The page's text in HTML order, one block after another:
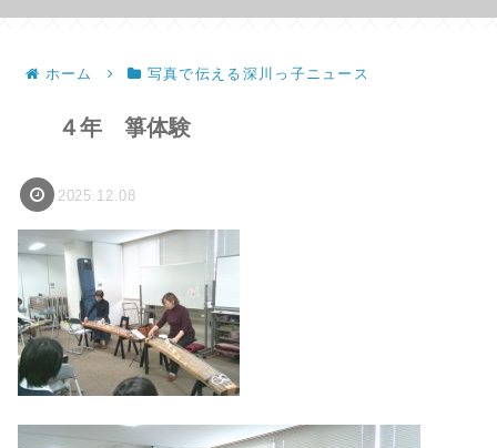
ホーム 写真で伝える深川っ子ニュース
４年 箏体験
2025.12.08